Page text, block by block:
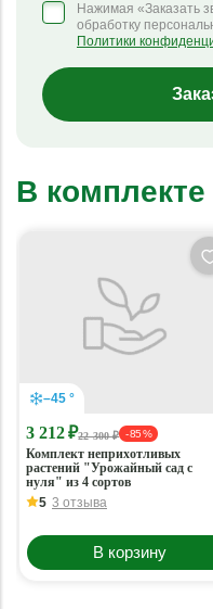
Нажимая «Заказать
обработку
Политики
В
–45 °
3 212 ₽22 300 ₽ - 85 %
Комплект неприхотливых
растений "Урожайный сад с
нуля" из 4 сортов
5 3 отзыва
В корзину